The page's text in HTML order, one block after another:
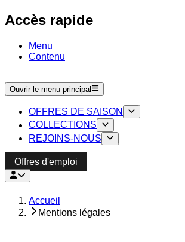
Accès rapide
Menu
Contenu
Ouvrir le menu principal
OFFRES DE SAISON
COLLECTIONS
REJOINS-NOUS
Offres d'emploi
Accueil
Mentions légales